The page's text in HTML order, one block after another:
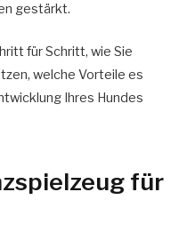
gestärkt.
für Schritt, wie Sie
welche Vorteile es
Ihres Hundes
für